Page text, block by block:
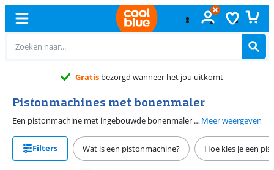
Gratis bezorgd wanneer het jou uitkomt
Pistonmachines met bonenmaler
Een pistonmachine met ingebouwde bonenmaler maalt koffiebonen voor jouw kopje koffie. Doe verse bonen in de machine en de rest gaat vanzelf. Beïnvloed de smaak met het aanpassen van de maalgraad. Pistonmachines met bonenmalers zijn er in alle soorten en maten. Ontdek welke machine bij jou past.Meer weergeven
Filters Wat is een pistonmachine? Hoe kies je een